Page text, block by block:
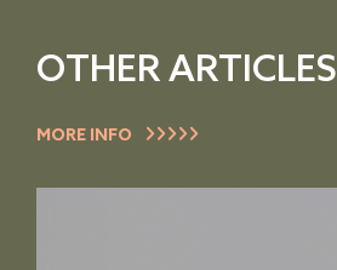
OTHER ARTICLES
MORE INFO